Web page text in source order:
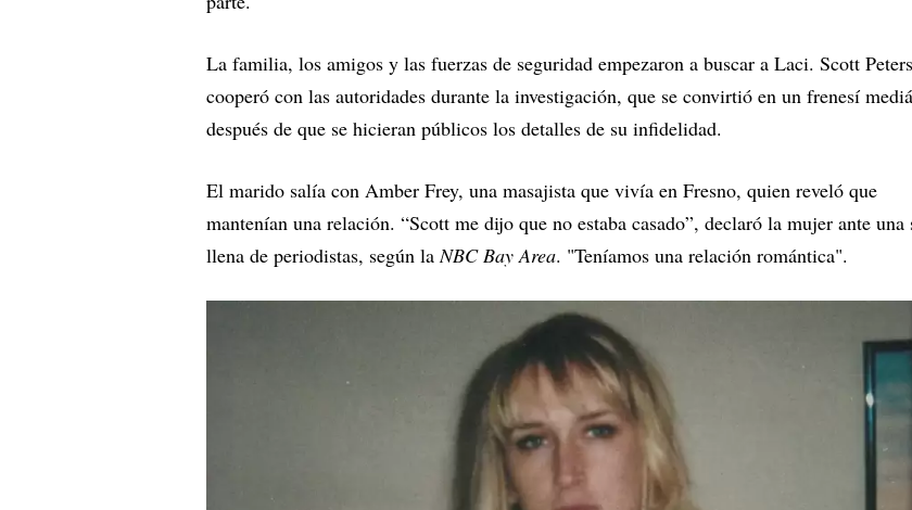
La familia, los amigos y las fuerzas de seguridad empezaron a buscar a Laci. Scott
cooperó con las autoridades durante la investigación, que se convirtió en un frenesí
después de que se hicieran públicos los detalles de su infidelidad.
El marido salía con Amber Frey, una masajista que vivía en Fresno, quien reveló que
mantenían una relación. “Scott me dijo que no estaba casado”, declaró la mujer ante una
llena de periodistas, según laNBC Bay Area. "Teníamos una relación romántica".